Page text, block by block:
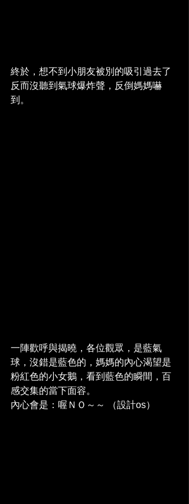
終於，想不到小朋友被別的吸引過去了
反而沒聽到氣球爆炸聲，反倒媽媽嚇
到。
一陣歡呼與揭曉，各位觀眾，是藍氣
球，沒錯是藍色的，媽媽的內心渴望是
粉紅色的小女鵝，看到藍色的瞬間，百
感交集的當下面容。
內心會是：喔ＮＯ～～ （設計os）